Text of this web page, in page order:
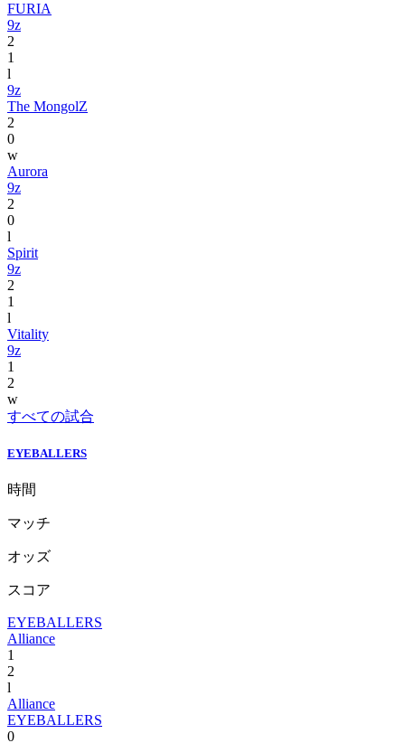
FURIA
9z
2
1
l
9z
The MongolZ
2
0
w
Aurora
9z
2
0
l
Spirit
9z
2
1
l
Vitality
9z
1
2
w
すべての試合
EYEBALLERS
時間
マッチ
オッズ
スコア
EYEBALLERS
Alliance
1
2
l
Alliance
EYEBALLERS
0